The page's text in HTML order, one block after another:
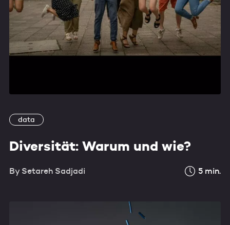
data
Diversität: Warum und wie?
By Setareh Sadjadi 5 min.